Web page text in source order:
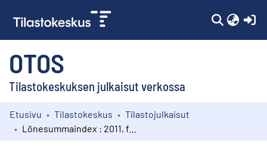
OTOS
Tilastokeskuksen julkaisut verkossa
Kokoelmat
Etusivu Tilastokeskus
Tilastojulkaisut